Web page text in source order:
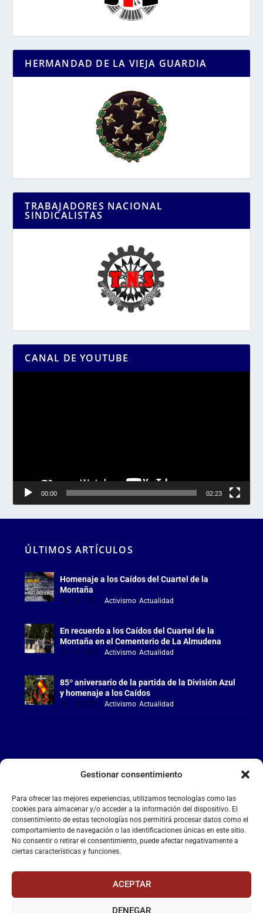
Gestionar consentimiento
Para ofrecer las mejores experiencias, utilizamos tecnologías como las
cookies para almacenar y/o acceder a la información del dispositivo. El
consentimiento de estas tecnologías nos permitirá procesar datos como el
comportamiento de navegación o las identificaciones únicas en este sitio.
No consentir o retirar el consentimiento, puede afectar negativamente a
ciertas características y funciones.
ACEPTAR
DENEGAR
HERMANDAD DE LA VIEJA GUARDIA
TRABAJADORES NACIONAL
SINDICALISTAS
CANAL DE YOUTUBE
00:00 02:23
ÚLTIMOS ARTÍCULOS
Homenaje a los Caídos del Cuartel de la
Montaña
Jul 18, 2026 |Activismo,Actualidad
En recuerdo a los Caídos del Cuartel de la
Montaña en el Cementerio de La Almudena
Jul 18, 2026 |Activismo,Actualidad
85º aniversario de la partida de la División Azul
y homenaje a los Caídos
Jul 15, 2026 |Activismo,Actualidad
LA FALANGE
Reproductor
de
vídeo